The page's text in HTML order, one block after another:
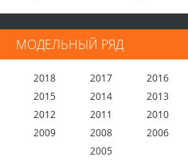
МОДЕЛЬНЫЙ РЯД
2018 2017
2016
2015
2014
2013
2012
2011
2010
2009
2008
2006
2005